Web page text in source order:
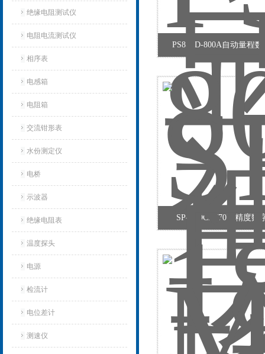
绝缘电阻测试仪
电阻电流测试仪
相序表
电感箱
电阻箱
交流钳形表
水份测定仪
电桥
示波器
绝缘电阻表
温度探头
电源
检流计
电位差计
测速仪
PS8aCD-800A自动量程
SP-18DCD770高精度数